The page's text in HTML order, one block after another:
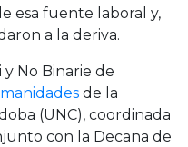
esa fuente laboral y,
a la deriva.
y No Binarie de
de la
(UNC), coordinada
con la Decana de